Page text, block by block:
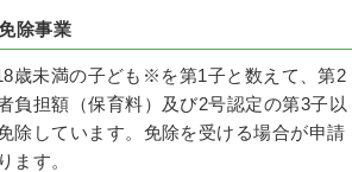
除事業
歳未満の子ども※を第1子と数えて、第2
負担額（保育料）及び2号認定の第3子以
除しています。免除を受ける場合が申請
ます。